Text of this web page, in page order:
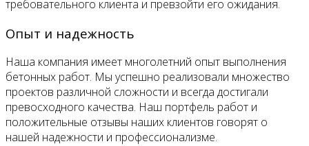
требовательного клиента и превзойти его ожидания.
Опыт и надежность
Наша компания имеет многолетний опыт выполнения
бетонных работ. Мы успешно реализовали множество
проектов различной сложности и всегда достигали
превосходного качества. Наш портфель работ и
положительные отзывы наших клиентов говорят о
нашей надежности и профессионализме.